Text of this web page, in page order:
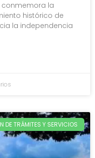
la
histórico de
la independencia
DE TRÁMITES Y SERVICIOS